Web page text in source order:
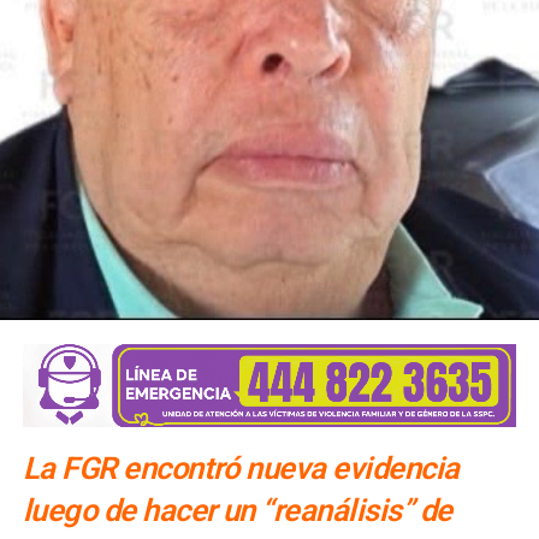
acompañando al Gobierno de México y como primera
medida, el Instituto Mexicano de Tecnología del Agua
realizará pozos de exploración para verificar si en el
subsuelo de las Cuencas Sabinas-Burro-Picachos en
Coahuila y Nuevo León y Burgos en la zona noreste de
Tamaulipas, hay agua salada y gas no convencional.
La FGR encontró nueva evidencia
luego de hacer un “reanálisis” de